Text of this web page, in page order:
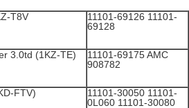
T8V
11101-69126 11101-
69128
3.0td (1KZ-TE)
11101-69175 AMC
908782
FTV)
11101-30050 11101-
0L060 11101-30080